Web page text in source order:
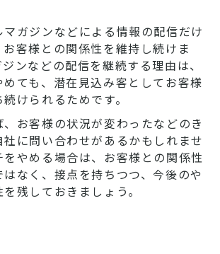
ガジンなどによる情報の配信だけ
客様との関係性を維持し続けま
ンなどの配信を継続する理由は、
ても、潜在見込み客としてお客様
けられるためです。
お客様の状況が変わったなどのき
に問い合わせがあるかもしれませ
やめる場合は、お客様との関係性
なく、接点を持ちつつ、今後のや
残しておきましょう。